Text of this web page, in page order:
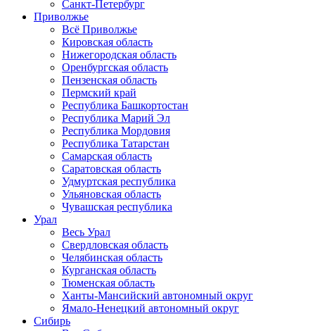
Санкт-Петербург
Приволжье
Всё Приволжье
Кировская область
Нижегородская область
Оренбургская область
Пензенская область
Пермский край
Республика Башкортостан
Республика Марий Эл
Республика Мордовия
Республика Татарстан
Самарская область
Саратовская область
Удмуртская республика
Ульяновская область
Чувашская республика
Урал
Весь Урал
Свердловская область
Челябинская область
Курганская область
Тюменская область
Ханты-Мансийский автономный округ
Ямало-Ненецкий автономный округ
Сибирь